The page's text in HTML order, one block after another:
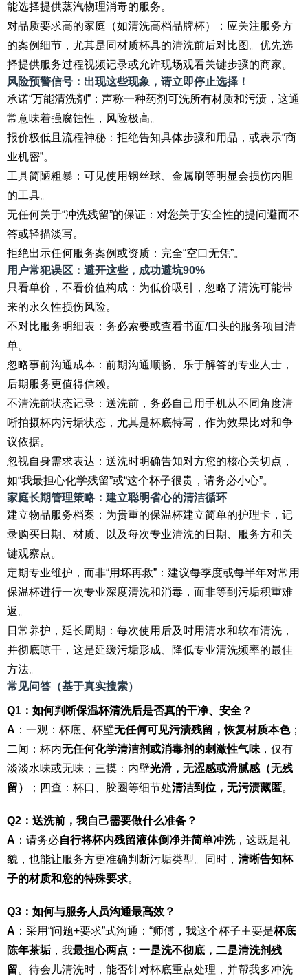
能选择提供蒸汽物理消毒的服务。
对品质要求高的家庭（如清洗高档品牌杯）：应关注服务方
的案例细节，尤其是同材质杯具的清洗前后对比图。优先选
择提供服务过程视频记录或允许现场观看关键步骤的商家。
风险预警信号：出现这些现象，请立即停止选择！
承诺“万能清洗剂”：声称一种药剂可洗所有材质和污渍，这通
常意味着强腐蚀性，风险极高。
报价极低且流程神秘：拒绝告知具体步骤和用品，或表示“商
业机密”。
工具简陋粗暴：可见使用钢丝球、金属刷等明显会损伤内胆
的工具。
无任何关于“冲洗残留”的保证：对您关于安全性的提问避而不
答或轻描淡写。
拒绝出示任何服务案例或资质：完全“空口无凭”。
用户常犯误区：避开这些，成功避坑90%
只看单价，不看价值构成：为低价吸引，忽略了清洗可能带
来的永久性损伤风险。
不对比服务明细表：务必索要或查看书面/口头的服务项目清
单。
忽略事前沟通成本：前期沟通顺畅、乐于解答的专业人士，
后期服务更值得信赖。
不清洗前状态记录：送洗前，务必自己用手机从不同角度清
晰拍摄杯内污垢状态，尤其是杯底特写，作为效果比对和争
议依据。
忽视自身需求表达：送洗时明确告知对方您的核心关切点，
如“我最担心化学残留”或“这个杯子很贵，请务必小心”。
家庭长期管理策略：建立聪明省心的清洁循环
建立物品服务档案：为贵重的保温杯建立简单的护理卡，记
录购买日期、材质、以及每次专业清洗的日期、服务方和关
键观察点。
定期专业维护，而非“用坏再救”：建议每季度或每半年对常用
保温杯进行一次专业深度清洗和消毒，而非等到污垢积重难
返。
日常养护，延长周期：每次使用后及时用清水和软布清洗，
并彻底晾干，这是延缓污垢形成、降低专业清洗频率的最佳
方法。
常见问答（基于真实搜索）
Q1：如何判断保温杯清洗后是否真的干净、安全？
A ：一观：杯底、杯壁无任何可见污渍残留，恢复材质本色；
二闻：杯内无任何化学清洁剂或消毒剂的刺激性气味 ，仅有
淡淡水味或无味；三摸：内壁光滑，无涩感或滑腻感（无残
留）
；四查：杯口、胶圈等细节处清洁到位，无污渍藏匿。
Q2：送洗前，我自己需要做什么准备？
A ：请务必自行将杯内残留液体倒净并简单冲洗，这既是礼
貌，也能让服务方更准确判断污垢类型。同时， 清晰告知杯
子的材质和您的特殊要求。
Q3：如何与服务人员沟通最高效？
A ：采用“问题+要求”式沟通：“师傅，我这个杯子主要是杯底
陈年茶垢 ，我最担心两点：一是洗不彻底，二是清洗剂残
留。待会儿清洗时，能否针对杯底重点处理，并帮我多冲洗